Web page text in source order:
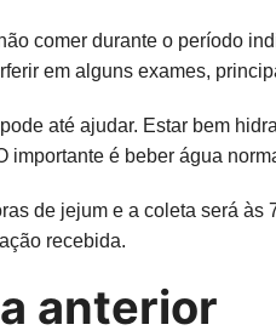
comer durante o período
em alguns exames,
até ajudar. Estar bem
é beber água
de jejum e a coleta será
recebida.
anterior